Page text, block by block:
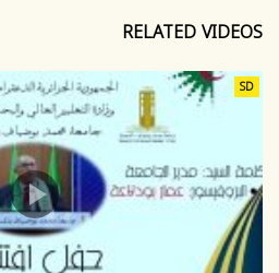
RELATED VIDEOS
SD